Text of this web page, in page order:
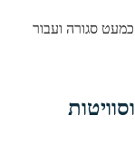
סגורה ועבור
וסוויטות